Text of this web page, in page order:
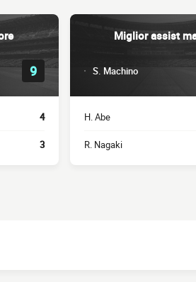
9
4
3
Miglior assist
S. Machino
H. Abe
R. Nagaki